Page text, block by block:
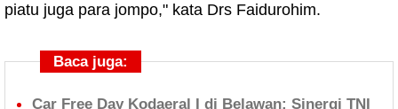
piatu juga para jompo," kata Drs Faidurohim.
Baca juga:
Car Free Day Kodaeral I di Belawan: Sinergi TNI